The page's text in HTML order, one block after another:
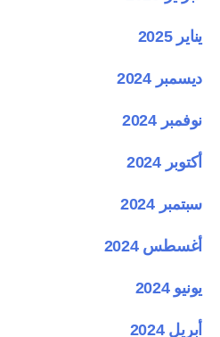
يناير 2025
ديسمبر 2024
نوفمبر 2024
أكتوبر 2024
سبتمبر 2024
أغسطس 2024
يونيو 2024
أبريل 2024